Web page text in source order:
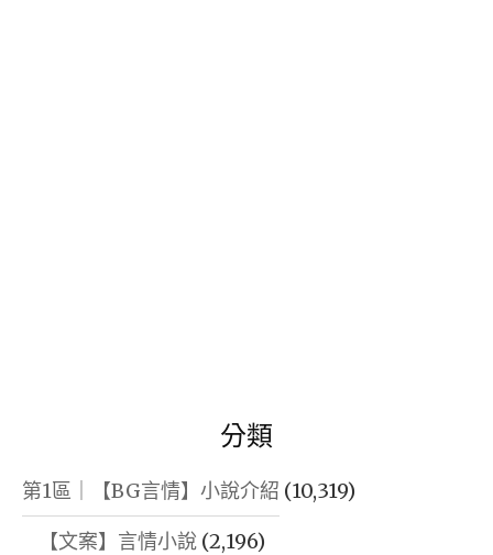
分類
第1區｜【BG言情】小說介紹 (10,319)
【文案】言情小說 (2,196)